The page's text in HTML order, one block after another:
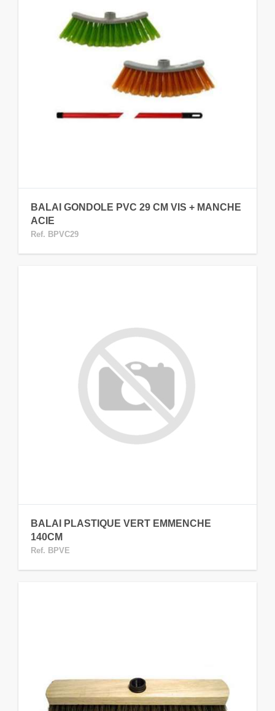
Ref. BPVC29
BALAI GONDOLE PVC 29 CM VIS + MANCHE
ACIE
Ref. BPVE
BALAI PLASTIQUE VERT EMMENCHE
140CM